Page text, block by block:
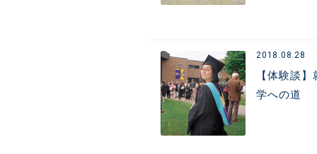
2018.08.28
【体験談
学への道